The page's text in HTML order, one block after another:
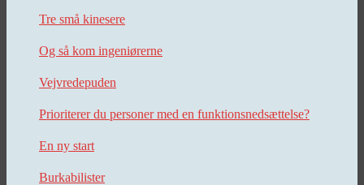
Tre små kinesere
Og så kom ingeniørerne
Vejvredepuden
Prioriterer du personer med en funktionsnedsættelse?
En ny start
Burkabilister